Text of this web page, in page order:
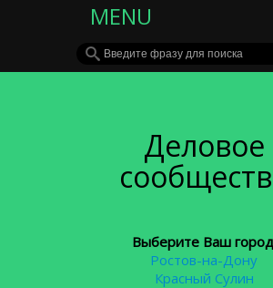
MENU
Деловое
Выберите Ваш
Ростов-на-Дону
Красный Сулин